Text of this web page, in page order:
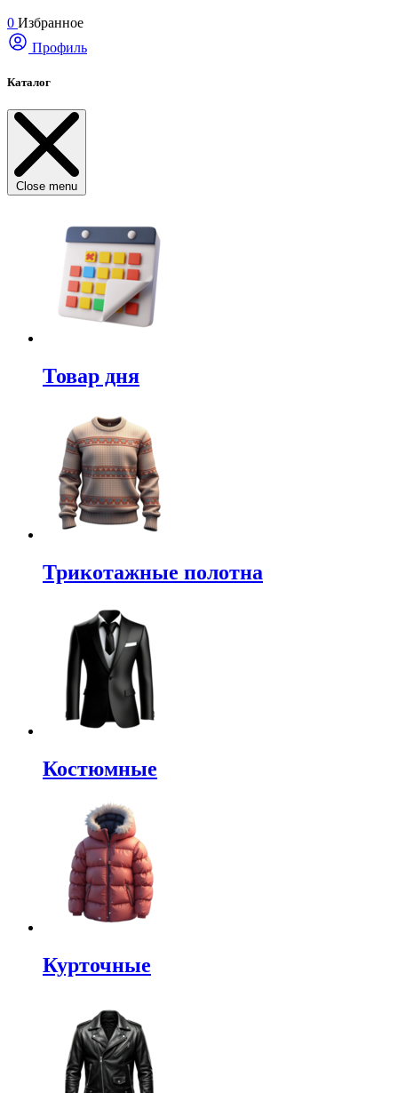
0 Избранное
Профиль
Каталог
Close menu
Товар дня
Трикотажные полотна
Костюмные
Курточные